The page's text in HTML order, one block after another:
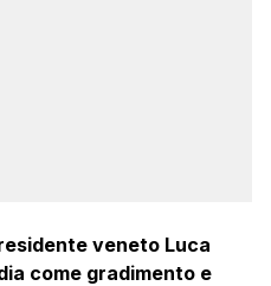
veneto Luca
come gradimento e